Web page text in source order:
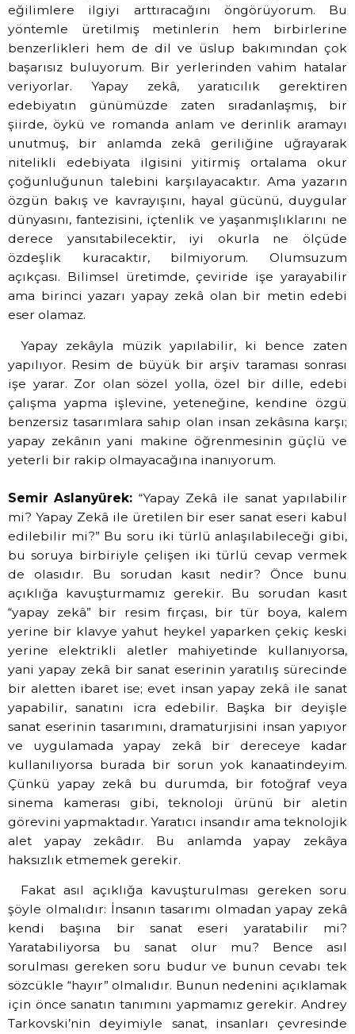
eğilimlere ilgiyi arttıracağını öngörüyorum. Bu
yöntemle üretilmiş metinlerin hem birbirlerine
benzerlikleri hem de dil ve üslup bakımından çok
başarısız buluyorum. Bir yerlerinden vahim hatalar
veriyorlar. Yapay zekâ, yaratıcılık gerektiren
edebiyatın günümüzde zaten sıradanlaşmış, bir
şiirde, öykü ve romanda anlam ve derinlik aramayı
unutmuş, bir anlamda zekâ geriliğine uğrayarak
nitelikli edebiyata ilgisini yitirmiş ortalama okur
çoğunluğunun talebini karşılayacaktır. Ama yazarın
özgün bakış ve kavrayışını, hayal gücünü, duygular
dünyasını, fantezisini, içtenlik ve yaşanmışlıklarını ne
derece yansıtabilecektir, iyi okurla ne ölçüde
özdeşlik kuracaktır, bilmiyorum. Olumsuzum
açıkçası. Bilimsel üretimde, çeviride işe yarayabilir
ama birinci yazarı yapay zekâ olan bir metin edebi
eser olamaz.
Yapay zekâyla müzik yapılabilir, ki bence zaten
yapılıyor. Resim de büyük bir arşiv taraması sonrası
işe yarar. Zor olan sözel yolla, özel bir dille, edebi
çalışma yapma işlevine, yeteneğine, kendine özgü
benzersiz tasarımlara sahip olan insan zekâsına karşı;
yapay zekânın yani makine öğrenmesinin güçlü ve
yeterli bir rakip olmayacağına inanıyorum.
Semir Aslanyürek: “Yapay Zekâ ile sanat yapılabilir
mi? Yapay Zekâ ile üretilen bir eser sanat eseri kabul
edilebilir mi?” Bu soru iki türlü anlaşılabileceği gibi,
bu soruya birbiriyle çelişen iki türlü cevap vermek
de olasıdır. Bu sorudan kasıt nedir? Önce bunu
açıklığa kavuşturmamız gerekir. Bu sorudan kasıt
“yapay zekâ” bir resim fırçası, bir tür boya, kalem
yerine bir klavye yahut heykel yaparken çekiç keski
yerine elektrikli aletler mahiyetinde kullanıyorsa,
yani yapay zekâ bir sanat eserinin yaratılış sürecinde
bir aletten ibaret ise; evet insan yapay zekâ ile sanat
yapabilir, sanatını icra edebilir. Başka bir deyişle
sanat eserinin tasarımını, dramaturjisini insan yapıyor
ve uygulamada yapay zekâ bir dereceye kadar
kullanılıyorsa burada bir sorun yok kanaatindeyim.
Çünkü yapay zekâ bu durumda, bir fotoğraf veya
sinema kamerası gibi, teknoloji ürünü bir aletin
görevini yapmaktadır. Yaratıcı insandır ama teknolojik
alet yapay zekâdır. Bu anlamda yapay zekâya
haksızlık etmemek gerekir.
Fakat asıl açıklığa kavuşturulması gereken soru
şöyle olmalıdır: İnsanın tasarımı olmadan yapay zekâ
kendi başına bir sanat eseri yaratabilir mi?
Yaratabiliyorsa bu sanat olur mu? Bence asıl
sorulması gereken soru budur ve bunun cevabı tek
sözcükle “hayır” olmalıdır. Bunun nedenini açıklamak
için önce sanatın tanımını yapmamız gerekir. Andrey
Tarkovski’nin deyimiyle sanat, insanları çevresinde